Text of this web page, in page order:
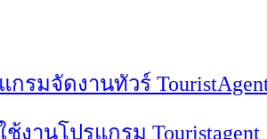
กรมจัดงานทัวร์
ช้งานโปรแกรม Touristagent